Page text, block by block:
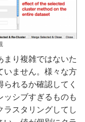
まり複雑ではないた
いません。様々な方
れるか確認してく
ッシブすぎるものも
ラスタリングしてし